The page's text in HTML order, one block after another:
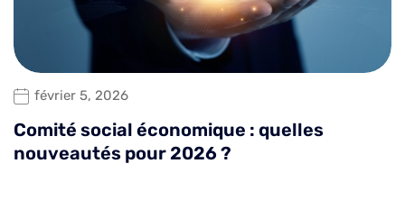
février 5, 2026
Comité social économique : quelles
nouveautés pour 2026 ?